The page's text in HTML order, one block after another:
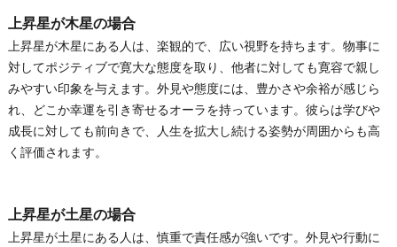
上昇星が木星の場合
上昇星が木星にある人は、楽観的で、広い視野を持ちます。物事に
対してポジティブで寛大な態度を取り、他者に対しても寛容で親し
みやすい印象を与えます。外見や態度には、豊かさや余裕が感じら
れ、どこか幸運を引き寄せるオーラを持っています。彼らは学びや
成長に対しても前向きで、人生を拡大し続ける姿勢が周囲からも高
く評価されます。
上昇星が土星の場合
上昇星が土星にある人は、慎重で責任感が強いです。外見や行動に